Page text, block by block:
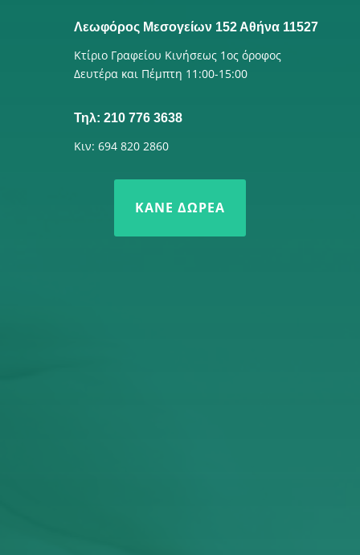
Λεωφόρος Μεσογείων 152 Αθήνα 11527
Κτίριο Γραφείου Κινήσεως 1ος όροφος
Δευτέρα και Πέμπτη 11:00-15:00
Τηλ: 210 776 3638
Κιν: 694 820 2860
ΚΆΝΕ ΔΩΡΕΆ